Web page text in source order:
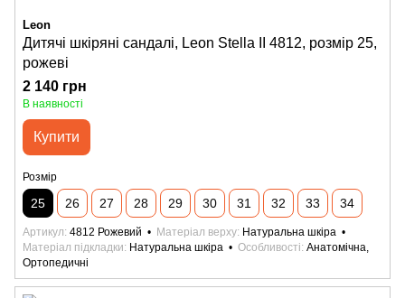
Leon
Дитячі шкіряні сандалі, Leon Stella II 4812, розмір 25,
рожеві
2 140 грн
В наявності
Купити
Розмір
25 26 27 28 29 30 31 32 33 34
Артикул 4812 Рожевий Матеріал верху Натуральна шкіра
Матеріал підкладки
Натуральна шкіра Особливості Анатомічна,
Ортопедичні